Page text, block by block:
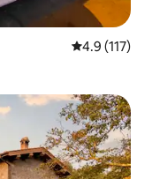
औसत रेटिंग 5 में
4.9 (117)